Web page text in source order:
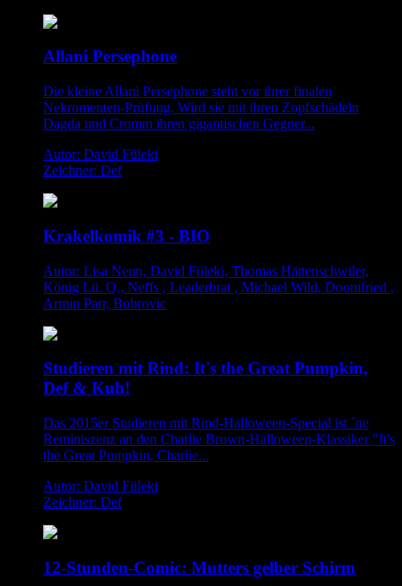
Allani Persephone
Die kleine Allani Persephone steht vor ihrer finalen
Nekromenten-Prüfung. Wird sie mit ihren Zopfschädeln
Dagda und Cromm ihren gigantischen Gegner...
Autor: David Füleki
Zeichner: Def
Krakelkomik #3 - BIO
Autor: Lisa Neun, David Füleki, Thomas Hättenschwiler,
König Lü. Q., Neffs , Leaderbrat , Michael Wild, Doomfried ,
Armin Parr, Bobrovic
Studieren mit Rind: It's the Great Pumpkin,
Def & Kuh!
Das 2015er Studieren mit Rind-Halloween-Special ist ´ne
Reminiszenz an den Charlie Brown-Halloween-Klassiker "It's
the Great Pumpkin, Charlie...
Autor: David Füleki
Zeichner: Def
12-Stunden-Comic: Mutters gelber Schirm